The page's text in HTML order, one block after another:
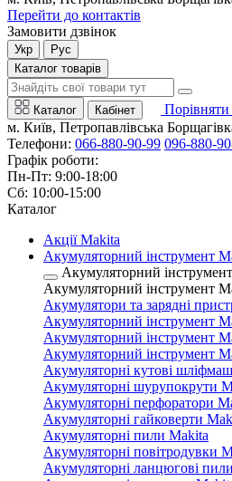
Перейти до контактів
Замовити дзвінок
Укр
Рус
Каталог товарів
Каталог Кабінет Порівняти
м. Київ, Петропавлівська
Телефони: 066-880-90-99 096-880-
Графік роботи:
Пн-Пт: 9:00-18:00
Сб: 10:00-15:00
Каталог
Акції Makita
Акумуляторний інструмент
Акумуляторний
Акумуляторний інструмент
Акумулятори та зарядні
Акумуляторний інструмент
Акумуляторний інструмент
Акумуляторний інструмент
Акумуляторні кутові
Акумуляторні шурупокрути
Акумуляторні перфоратори
Акумуляторні гайковерти
Акумуляторні пили Makita
Акумуляторні повітродувки
Акумуляторні ланцюгові